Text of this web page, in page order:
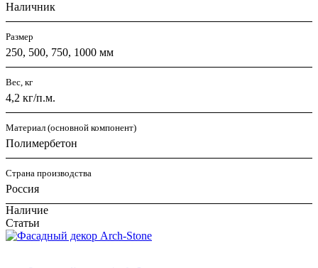
Наличник
Размер
250, 500, 750, 1000 мм
Вес, кг
4,2 кг/п.м.
Материал (основной компонент)
Полимербетон
Страна производства
Россия
Наличие
Статьи